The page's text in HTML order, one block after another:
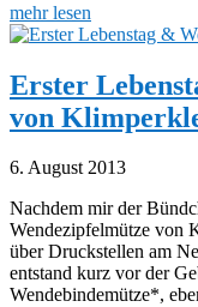
mehr lesen
Erster
von
6. August 2013
Nachdem mir der
Wendezipfelmütze von
über Druckstellen am
entstand kurz vor der
Wendebindemütze*,